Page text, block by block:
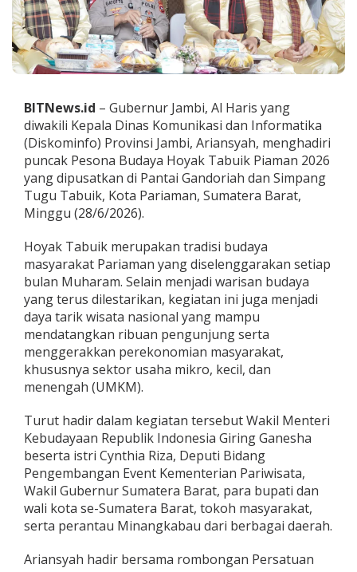
A
r
i
a
n
a
h
H
a
d
i
r
i
r
a
y
a
a
n
H
o
y
a
a
b
u
k
y
a
n
M
BITNews.id – Gubernur Jambi, Al Haris yang
diwakili Kepala Dinas Komunikasi dan Informatika
(Diskominfo) Provinsi Jambi, Ariansyah, menghadiri
puncak Pesona Budaya Hoyak Tabuik Piaman 2026
yang dipusatkan di Pantai Gandoriah dan Simpang
Tugu Tabuik, Kota Pariaman, Sumatera Barat,
Minggu (28/6/2026).
Hoyak Tabuik merupakan tradisi budaya
masyarakat Pariaman yang diselenggarakan setiap
bulan Muharam. Selain menjadi warisan budaya
yang terus dilestarikan, kegiatan ini juga menjadi
daya tarik wisata nasional yang mampu
mendatangkan ribuan pengunjung serta
menggerakkan perekonomian masyarakat,
khususnya sektor usaha mikro, kecil, dan
menengah (UMKM).
Turut hadir dalam kegiatan tersebut Wakil Menteri
Kebudayaan Republik Indonesia Giring Ganesha
beserta istri Cynthia Riza, Deputi Bidang
Pengembangan Event Kementerian Pariwisata,
Wakil Gubernur Sumatera Barat, para bupati dan
wali kota se-Sumatera Barat, tokoh masyarakat,
serta perantau Minangkabau dari berbagai daerah.
Ariansyah hadir bersama rombongan Persatuan